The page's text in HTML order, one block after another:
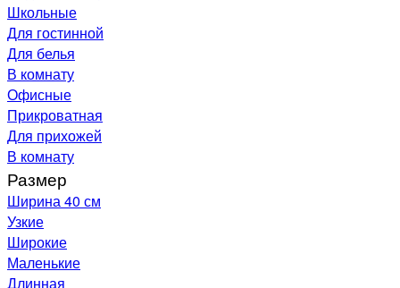
Школьные
Для гостинной
Для белья
В комнату
Офисные
Прикроватная
Для прихожей
В комнату
Размер
Ширина 40 см
Узкие
Широкие
Маленькие
Длинная